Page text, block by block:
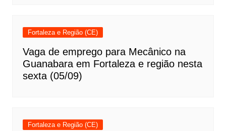
Fortaleza e Região (CE)
Vaga de emprego para Mecânico na
Guanabara em Fortaleza e região nesta
sexta (05/09)
Fortaleza e Região (CE)